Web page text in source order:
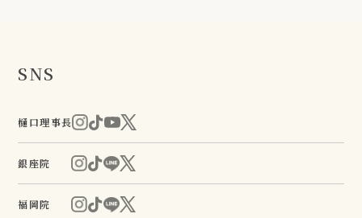
SNS
樋口理事長
銀座院
福岡院